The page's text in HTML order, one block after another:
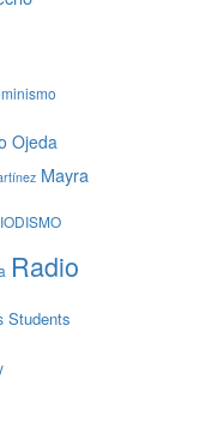
Ojeda
Mayra
Radio
Students